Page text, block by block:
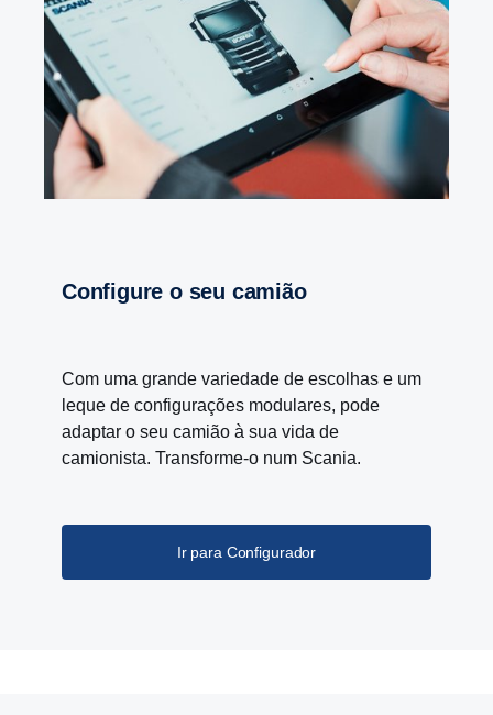
Configure o seu camião
Com uma grande variedade de escolhas e um
leque de configurações modulares, pode
adaptar o seu camião à sua vida de
camionista. Transforme-o num Scania.
Ir para Configurador